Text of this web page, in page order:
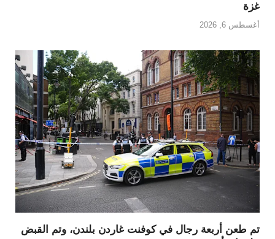
غزة
أغسطس 6, 2026
تم طعن أربعة رجال في كوفنت غاردن بلندن، وتم القبض